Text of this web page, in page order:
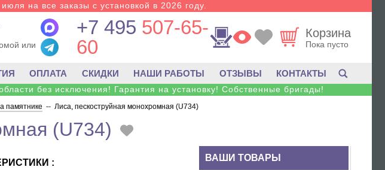
на все заказы с установкой в 2026 году.
или
+7 495 507-65-
60
Корзина
Пока пусто
ОПЛАТА СКИДКИ НАШИ РАБОТЫ ОТЗЫВЫ КОНТАКТЫ
без исключения! Гарантия на установку! Собственные бригады!
памятнике -- Лиса, пескоструйная монохромная (U734)
(U734)
ВАШИ ТОВАРЫ
: